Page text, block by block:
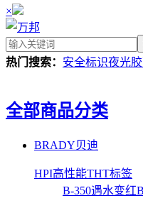
×
热门搜索： 安全标识夜光
全部商品分类
BRADY贝迪
HPI高性能THT标签
B-350遇水变红